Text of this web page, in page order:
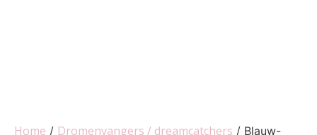
Home / Dromenvangers / dreamcatchers / Blauw-